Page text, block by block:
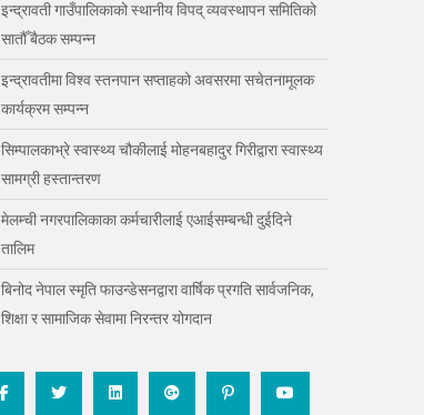
इन्द्रावती गाउँपालिकाको स्थानीय विपद् व्यवस्थापन समितिको
सातौँ बैठक सम्पन्न
इन्द्रावतीमा विश्व स्तनपान सप्ताहको अवसरमा सचेतनामूलक
कार्यक्रम सम्पन्न
सिम्पालकाभ्रे स्वास्थ्य चौकीलाई मोहनबहादुर गिरीद्वारा स्वास्थ्य
सामग्री हस्तान्तरण
मेलम्ची नगरपालिकाका कर्मचारीलाई एआईसम्बन्धी दुईदिने
तालिम
बिनोद नेपाल स्मृति फाउन्डेसनद्वारा वार्षिक प्रगति सार्वजनिक,
शिक्षा र सामाजिक सेवामा निरन्तर योगदान